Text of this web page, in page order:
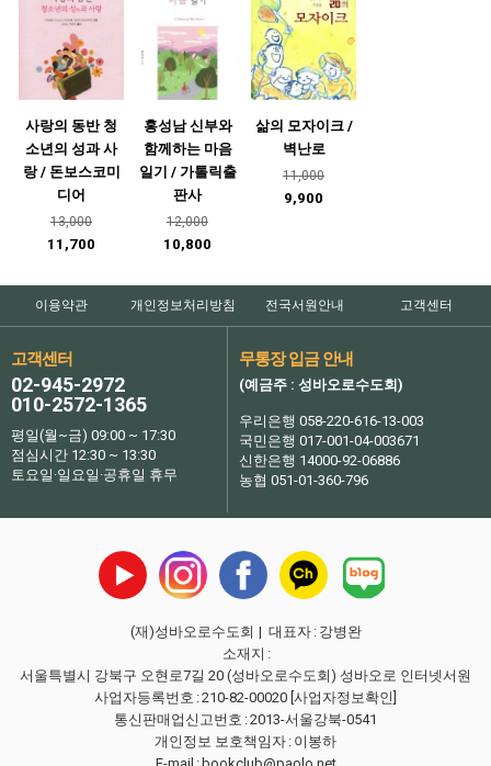
사랑의 동반 청
소년의 성과 사
랑 / 돈보스코미
디어
13,000
11,700
홍성남 신부와
함께하는 마음
일기 / 가톨릭출
판사
12,000
10,800
삶의 모자이크 /
벽난로
11,000
9,900
이용약관 개인정보처리방침 전국서원안내 고객센터
고객센터
02-945-2972
010-2572-1365
평일(월~금) 09:00 ~ 17:30
점심시간 12:30 ~ 13:30
토요일·일요일·공휴일 휴무
무통장 입금 안내
(예금주 : 성바오로수도회)
우리은행 058-220-616-13-003
국민은행 017-001-04-003671
신한은행 14000-92-06886
농협 051-01-360-796
(재)성바오로수도회 | 대표자 : 강병완
소재지 :
서울특별시 강북구 오현로7길 20 (성바오로수도회) 성바오로 인터넷서원
사업자등록번호 :210-82-00020 [사업자정보확인]
통신판매업신고번호 :2013-서울강북-0541
개인정보 보호책임자 : 이봉하